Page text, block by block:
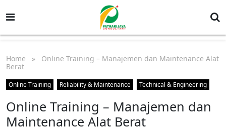
Home » Online Training – Manajemen dan Maintenance Alat
Berat
Online Training Reliability & Maintenance Technical & Engineering
Online Training – Manajemen dan
Maintenance Alat Berat